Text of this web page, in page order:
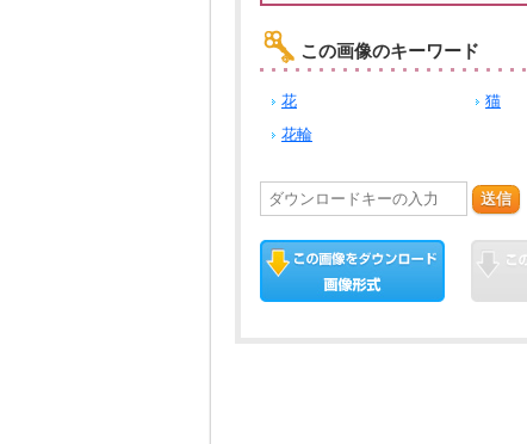
この画像のキーワード
花 猫
花輪
送信